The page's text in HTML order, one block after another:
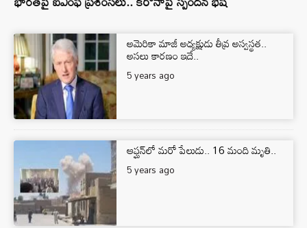
అమెరికా మాజీ అధ్యక్షుడు తీవ్ర అస్వస్థత..
అసలు కారణం ఇదే..
5 years ago
ఆఫ్ఘన్‌లో మరో పేలుడు.. 16 మంది మృతి..
5 years ago